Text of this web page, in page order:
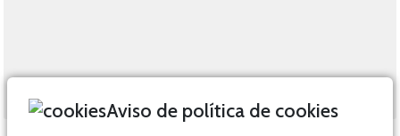
Aviso de política de cookies